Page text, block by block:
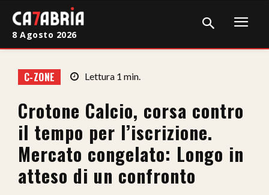
Cronaca
Giudiziaria
Politica
Sport
8 Agosto 2026
C-ZONE Lettura 1 min.
Crotone Calcio, corsa contro
il tempo per l’iscrizione.
Mercato congelato: Longo in
atteso di un confronto